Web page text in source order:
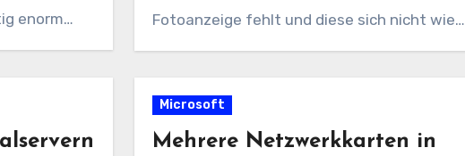
enorm
Fotoanzeige fehlt und diese sich nicht wie…
Microsoft
Mehrere Netzwerkkarten in